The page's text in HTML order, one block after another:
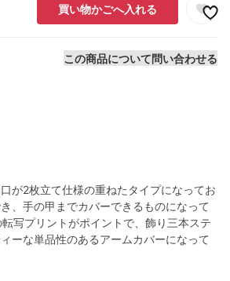
買い物かごへ入れる
この商品について問い合わせる
が2枚立て仕様の重ねたタイプになってお
、手の甲までカバーできるものになって
写プリントがポイントで、飾り三本ステ
ーな単品性のあるアームカバーになって